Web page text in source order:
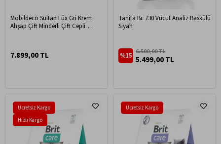
Mobildeco Sultan Lüx Gri Krem
Ahşap Çift Minderli Çift Cepli
7.899,00 TL
Tanita Bc 730 Vücut Analiz Baskülü
Siyah
5.499,00 TL
6.500,00 TL
%15
Ücretsiz Kargo
Hızlı Kargo
Ücretsiz Kargo